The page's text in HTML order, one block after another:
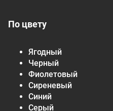
По цвету
Ягодный
Черный
Фиолетовый
Сиреневый
Синий
Серый